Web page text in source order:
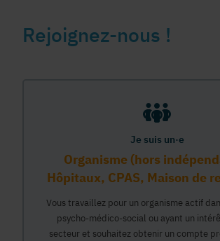
Rejoignez-nous !
Je suis un·e
Organisme (hors
Hôpitaux, CPAS, Maison de
Vous travaillez pour un organisme actif
psycho-médico-social ou ayant un
secteur et souhaitez obtenir un compte